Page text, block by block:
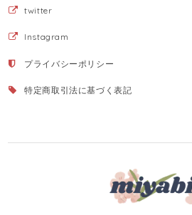
twitter
Instagram
プライバシーポリシー
特定商取引法に基づく表記